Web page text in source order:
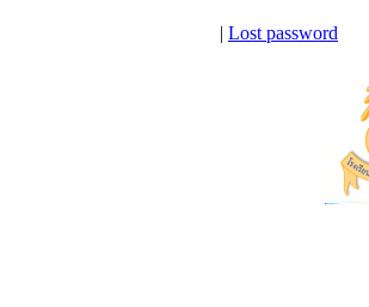
| Lost password